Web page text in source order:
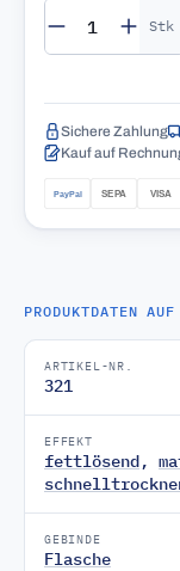
Produkt Stk
Sichere Zahlung
Kauf auf
PRODUKTDATEN
ARTIKEL-NR.
321
EFFEKT
fettlösend,
GEBINDE
Flasche